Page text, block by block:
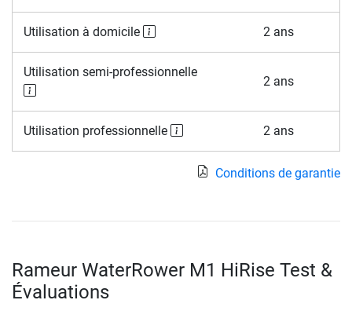
Utilisation à domicile 2 ans
Utilisation semi-professionnelle
2 ans
Utilisation professionnelle 2 ans
Conditions de garantie
Rameur WaterRower M1 HiRise Test &
Évaluations